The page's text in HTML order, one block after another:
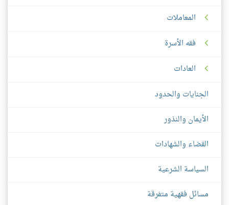
المعاملات
فقه الأسرة
العادات
الجنايات والحدود
الأيمان والنذور
القضاء والشهادات
السياسة الشرعية
مسائل فقهية متفرقة